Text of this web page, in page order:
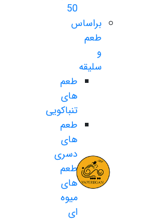
50
براساس
طعم
و
سلیقه
طعم
های
تنباکویی
طعم
های
دسری
طعم
های
میوه
ای